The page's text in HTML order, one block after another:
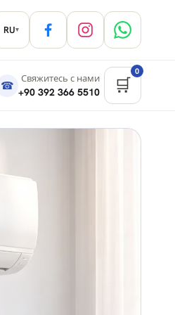
RU▾
☎
Свяжитесь с нами
+90 392 366 5510 🛒
0